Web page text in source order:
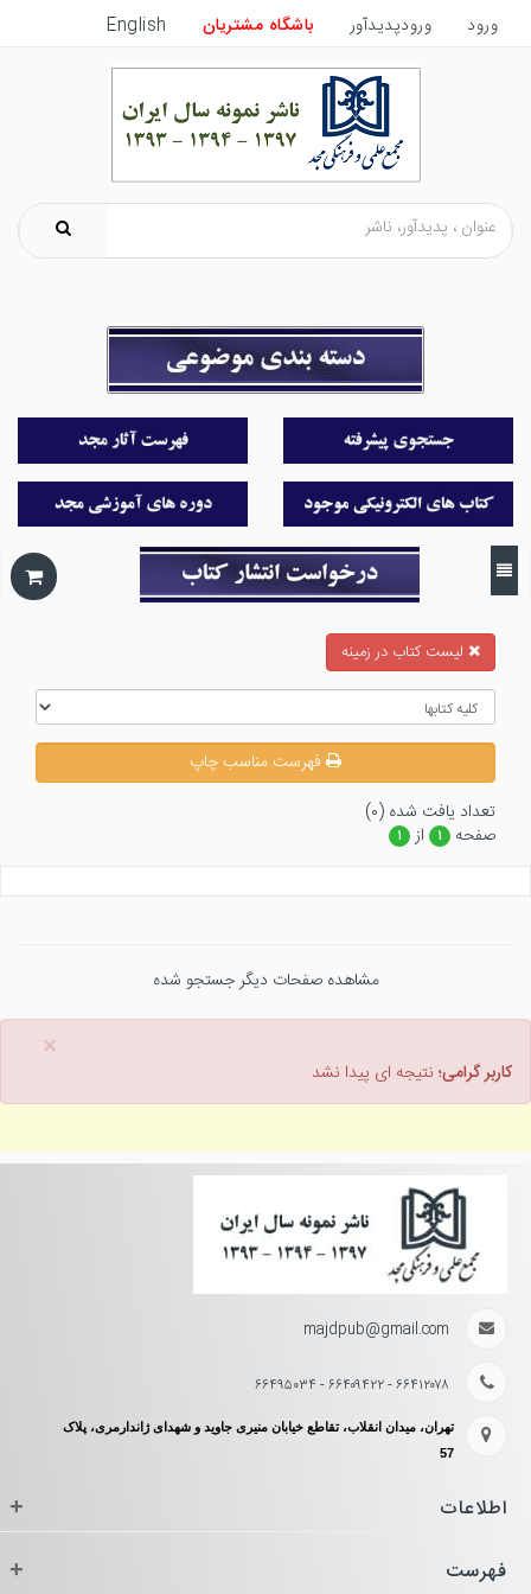
ورود ورودپدیدآور باشگاه مشتریان English
ليست كتاب در زمينه
فهرست مناسب چاپ
تعداد يافت شده (۰)
صفحه
۱ از ۱
مشاهده صفحات دیگر جستجو شده
×
کاربر گرامی؛ نتیجه ای پیدا نشد
majdpub@gmail.com
۶۶۴۱۲۰۷۸ - ۶۶۴۰۹۴۲۲ - ۶۶۴۹۵۰۳۴
تهران، میدان انقلاب، تقاطع خیابان منیری جاوید و شهدای ژاندارمری، پلاک
57
اطلاعات +
فهرست +